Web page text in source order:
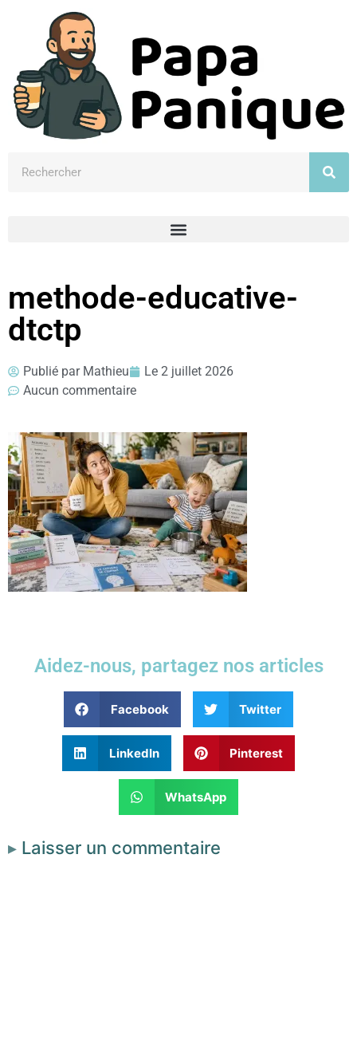
methode-educative-
dtctp
Publié parMathieu Le 2 juillet 2026
Aucun commentaire
Aidez-nous, partagez nos articles
Facebook Twitter
LinkedIn Pinterest
WhatsApp
Laisser un commentaire